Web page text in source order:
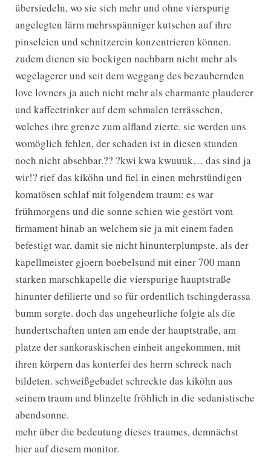
übersiedeln, wo sie sich mehr und ohne vierspurig
angelegten lärm mehrsspänniger kutschen auf ihre
pinseleien und schnitzerein konzentrieren können.
zudem dienen sie bockigen nachbarn nicht mehr als
wegelagerer und seit dem weggang des bezaubernden
love lovners ja auch nicht mehr als charmante plauderer
und kaffeetrinker auf dem schmalen terrässchen,
welches ihre grenze zum alfland zierte. sie werden uns
womöglich fehlen, der schaden ist in diesen stunden
noch nicht absehbar.?? ?kwi kwa kwuuuk… das sind ja
wir!? rief das kiköhn und fiel in einen mehrstündigen
komatösen schlaf mit folgendem traum: es war
frühmorgens und die sonne schien wie gestört vom
firmament hinab an welchem sie ja mit einem faden
befestigt war, damit sie nicht hinunterplumpste, als der
kapellmeister gjoern boebelsund mit einer 700 mann
starken marschkapelle die vierspurige hauptstraße
hinunter defilierte und so für ordentlich tschingderassa
bumm sorgte. doch das ungeheurliche folgte als die
hundertschaften unten am ende der hauptstraße, am
platze der sankoraskischen einheit angekommen, mit
ihren körpern das konterfei des herrn schreck nach
bildeten. schweißgebadet schreckte das kiköhn aus
seinem traum und blinzelte fröhlich in die sedanistische
abendsonne.
mehr über die bedeutung dieses traumes, demnächst
hier auf diesem monitor.